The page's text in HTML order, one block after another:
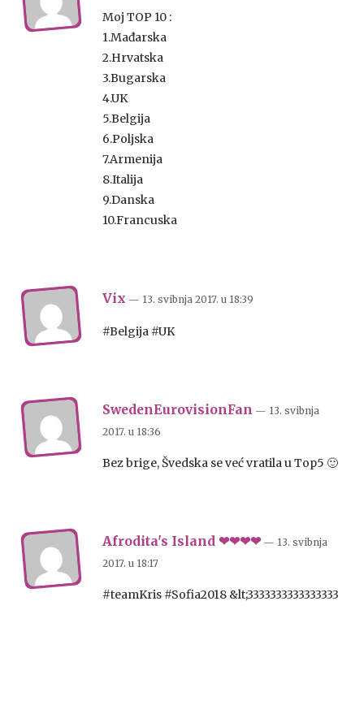
Moj TOP 10 :
1.Mađarska
2.Hrvatska
3.Bugarska
4.UK
5.Belgija
6.Poljska
7.Armenija
8.Italija
9.Danska
10.Francuska
Vix — 13. svibnja 2017. u 18:39
#Belgija #UK
SwedenEurovisionFan — 13. svibnja
2017. u 18:36
Bez brige, Švedska se već vratila u Top5 🙂
Afrodita's Island ❤❤❤❤ — 13. svibnja
2017. u 18:17
#teamKris #Sofia2018 &lt;3333333333333333